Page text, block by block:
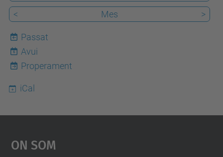
<
Mes >
Passat
6
Avui
Properament
iCal
On Som